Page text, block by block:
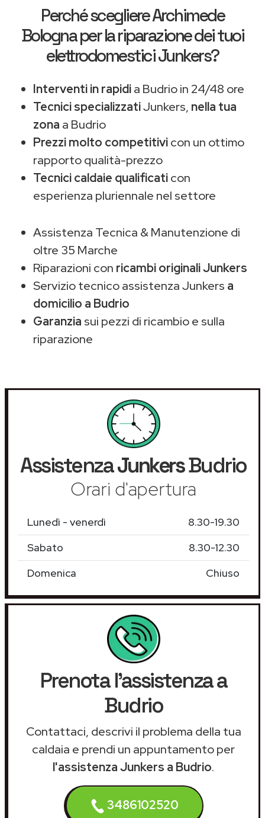
Perché scegliereArchimede
Bolognaper la riparazione dei tuoi
elettrodomestici Junkers?
Interventi in rapidia Budrio in 24/48 ore
Tecnici specializzatiJunkers, nella tua
zona a Budrio
Prezzi molto competitivicon un ottimo
rapporto qualità-prezzo
Tecnici caldaie qualificaticon
esperienza pluriennale nel settore
Assistenza Tecnica & Manutenzione di
oltre 35 Marche
Riparazioni con ricambi originali Junkers
Servizio tecnico assistenza Junkers a
domicilio a Budrio
Garanzia sui pezzi di ricambio e sulla
riparazione
AssistenzaJunkersBudrio
Orari d'apertura
Lunedì - venerdì
8.30-19.30
Sabato
8.30-12.30
Domenica
Chiuso
Prenota l'assistenza a
Budrio
Contattaci, descrivi il problema della tua
caldaia e prendi un appuntamento per
l'assistenza Junkers a Budrio.
3486102520